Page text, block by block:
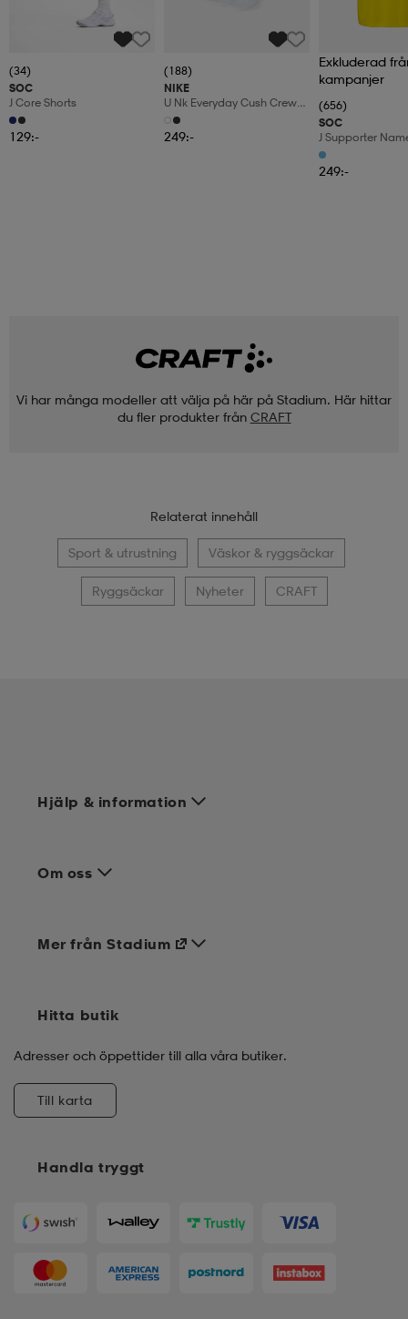
(34)
SOC
J Core Shorts
129:-
(188)
NIKE
U Nk Everyday Cush Crew
6pr-Bd
249:-
Exkluderad
kampanjer
(656)
SOC
J Supporter
249:-
Vi har många modeller att välja på här på Stadium. Här hittar
du fler produkter från CRAFT
Relaterat innehåll
Sport & utrustning Väskor & ryggsäckar
Ryggsäckar Nyheter CRAFT
Hjälp & information
Om oss
Handla tryggt
Mer från Stadium
Hitta butik
Adresser och öppettider till alla våra butiker.
Till karta